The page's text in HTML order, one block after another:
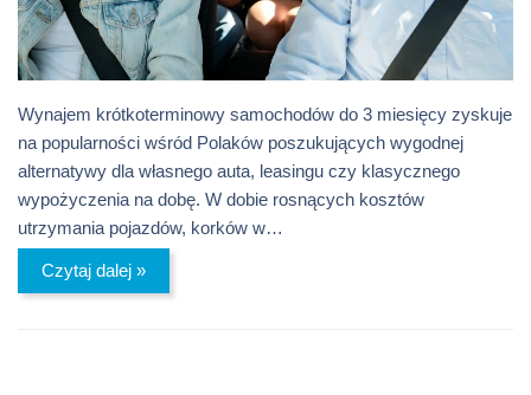
Wynajem krótkoterminowy samochodów do 3 miesięcy zyskuje
na popularności wśród Polaków poszukujących wygodnej
alternatywy dla własnego auta, leasingu czy klasycznego
wypożyczenia na dobę. W dobie rosnących kosztów
utrzymania pojazdów, korków w…
Czytaj dalej »